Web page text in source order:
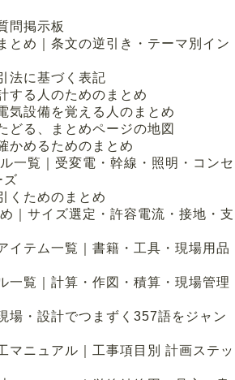
問掲示板
とめ｜条文の逆引き・テーマ別イン
法に基づく表記
する人のためのまとめ
気設備を覚える人のまとめ
どる、まとめページの地図
かめるためのまとめ
一覧｜受変電・幹線・照明・コンセ
ズ
くためのまとめ
｜サイズ選定・許容電流・接地・支
イテム一覧｜書籍・工具・現場用品
一覧｜計算・作図・積算・現場管理
場・設計でつまずく357語をジャン
マニュアル｜工事項目別 計画ステッ